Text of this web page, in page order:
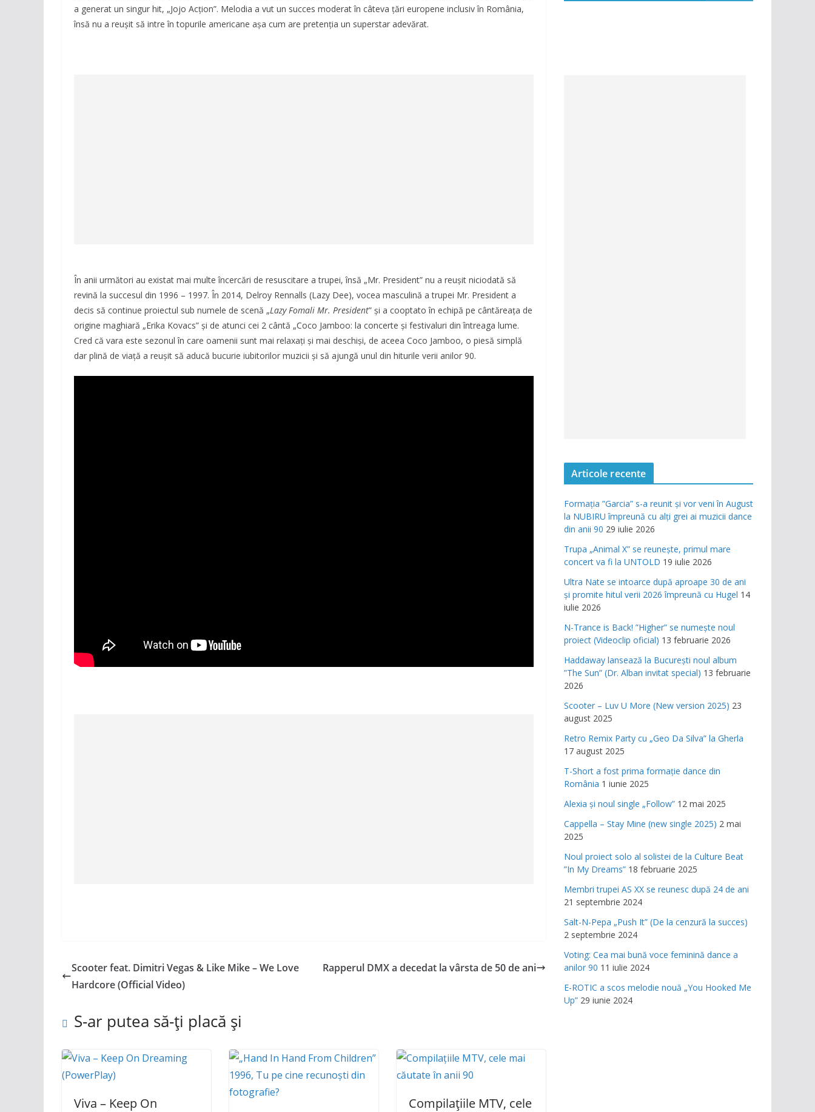
a generat un singur hit, „Jojo Acțion”. Melodia a vut un succes moderat în câteva țări europene inclusiv în România,
însă nu a reușit să intre în topurile americane așa cum are pretenția un superstar adevărat.
În anii următori au existat mai multe încercări de resuscitare a trupei, însă „Mr. President” nu a reușit niciodată să
revină la succesul din 1996 – 1997. În 2014, Delroy Rennalls (Lazy Dee), vocea masculină a trupei Mr. President a
decis să continue proiectul sub numele de scenă „Lazy Fomali Mr. President” și a cooptato în echipă pe cântăreața de
origine maghiară „Erika Kovacs” și de atunci cei 2 cântă „Coco Jamboo: la concerte și festivaluri din întreaga lume.
Cred că vara este sezonul în care oamenii sunt mai relaxați și mai deschiși, de aceea Coco Jamboo, o piesă simplă
dar plină de viață a reușit să aducă bucurie iubitorilor muzicii și să ajungă unul din hiturile verii anilor 90.
Scooter feat. Dimitri Vegas & Like Mike – We Love
Hardcore (Official Video)
Rapperul DMX a decedat la vârsta de 50 de ani
S-ar putea să-ți placă și
Viva – Keep On
Compilațiile MTV, cele
Articole recente
Formația ”Garcia” s-a reunit și vor veni în August
la NUBIRU împreună cu alți grei ai muzicii dance
din anii 90 29 iulie 2026
Trupa „Animal X” se reunește, primul mare
concert va fi la UNTOLD 19 iulie 2026
Ultra Nate se intoarce după aproape 30 de ani
și promite hitul verii 2026 împreună cu Hugel 14
iulie 2026
N-Trance is Back! ”Higher” se numește noul
proiect (Videoclip oficial) 13 februarie 2026
Haddaway lansează la București noul album
”The Sun” (Dr. Alban invitat special) 13 februarie
2026
Scooter – Luv U More (New version 2025) 23
august 2025
Retro Remix Party cu „Geo Da Silva” la Gherla
17 august 2025
T-Short a fost prima formație dance din
România 1 iunie 2025
Alexia și noul single „Follow” 12 mai 2025
Cappella – Stay Mine (new single 2025) 2 mai
2025
Noul proiect solo al solistei de la Culture Beat
”In My Dreams” 18 februarie 2025
Membri trupei AS XX se reunesc după 24 de ani
21 septembrie 2024
Salt-N-Pepa „Push It” (De la cenzură la succes)
2 septembrie 2024
Voting: Cea mai bună voce feminină dance a
anilor 90 11 iulie 2024
E-ROTIC a scos melodie nouă „You Hooked Me
Up” 29 iunie 2024